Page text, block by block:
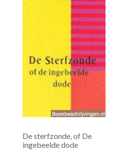
De sterfzonde, of De
ingebeelde dode